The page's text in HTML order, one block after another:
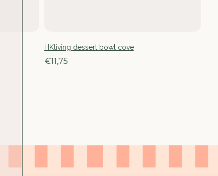
HKliving dessert bowl cove
€11,75